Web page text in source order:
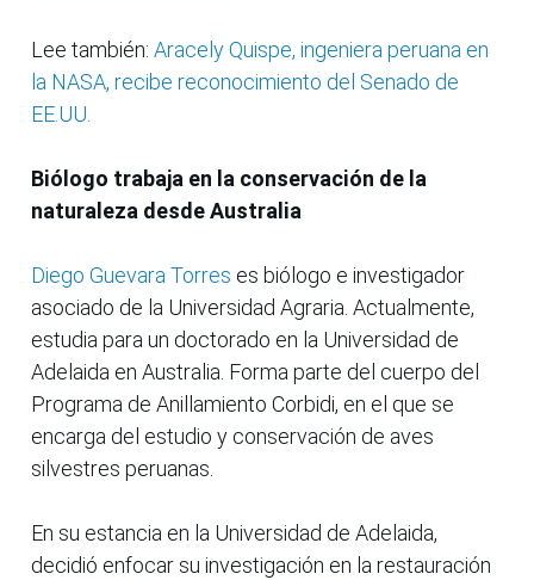
Lee también: Aracely Quispe, ingeniera peruana en
la NASA, recibe reconocimiento del Senado de
EE.UU.
Biólogo trabaja en la conservación de la
naturaleza desde Australia
Diego Guevara Torres es biólogo e investigador
asociado de la Universidad Agraria. Actualmente,
estudia para un doctorado en la Universidad de
Adelaida en Australia. Forma parte del cuerpo del
Programa de Anillamiento Corbidi, en el que se
encarga del estudio y conservación de aves
silvestres peruanas.
En su estancia en la Universidad de Adelaida,
decidió enfocar su investigación en la restauración